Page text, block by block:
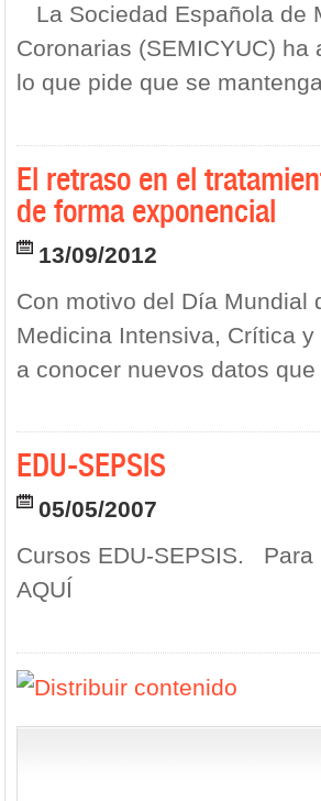
La Sociedad Española de
Coronarias (SEMICYUC)
lo que pide que se
El retraso en el
de forma exponencial
13/09/2012
Con motivo del Día Mundial
Medicina Intensiva, Crítica
a conocer nuevos datos
EDU-SEPSIS
05/05/2007
Cursos EDU-SEPSIS.
AQUÍ